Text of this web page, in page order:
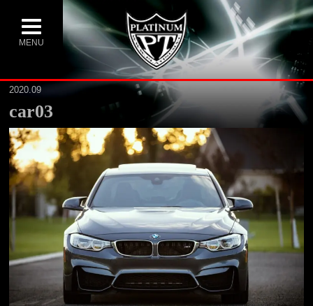
MENU
2020.09
car03